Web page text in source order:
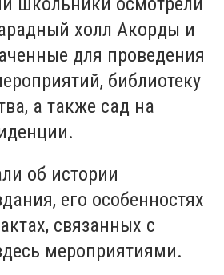
холл Акорды и
для проведения
библиотеку
а также сад на
об истории
его особенностях
связанных с
мероприятиями.